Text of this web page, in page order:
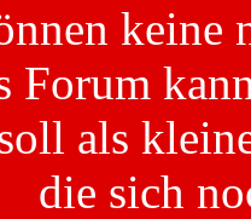
keine
Forum
als
die sich